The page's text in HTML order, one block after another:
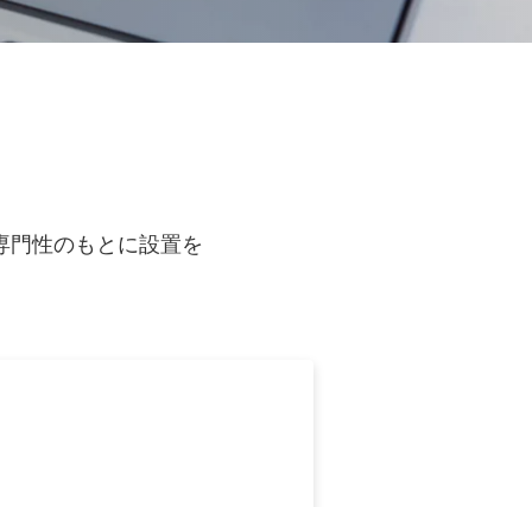
性のもとに設置を